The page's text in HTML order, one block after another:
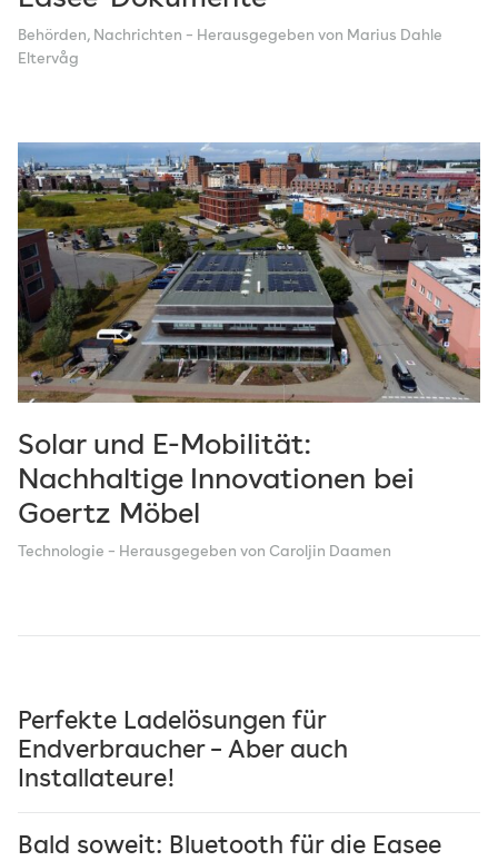
Behörden, Nachrichten – Herausgegeben von Marius Dahle
Eltervåg
Solar und E-Mobilität:
Nachhaltige Innovationen bei
Goertz Möbel
Technologie – Herausgegeben von Caroljin Daamen
Perfekte Ladelösungen für
Endverbraucher – Aber auch
Installateure!
Bald soweit: Bluetooth für die Easee